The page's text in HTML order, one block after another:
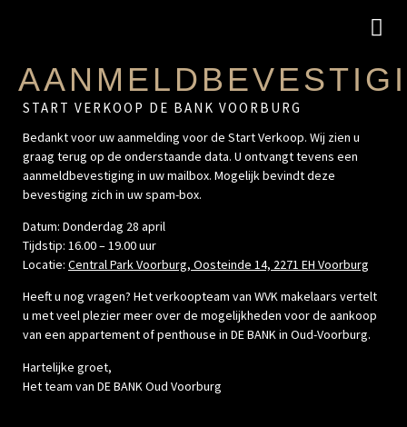
START VERKOOP DE BANK VOORBURG
Bedankt voor uw aanmelding voor de Start Verkoop. Wij zien u
graag terug op de onderstaande data. U ontvangt tevens een
aanmeldbevestiging in uw mailbox. Mogelijk bevindt deze
bevestiging zich in uw spam-box.
Datum: Donderdag 28 april
Tijdstip: 16.00 – 19.00 uur
Locatie: Central Park Voorburg, Oosteinde 14, 2271 EH Voorburg
Heeft u nog vragen? Het verkoopteam van WVK makelaars vertelt
u met veel plezier meer over de mogelijkheden voor de aankoop
van een appartement of penthouse in DE BANK in Oud-Voorburg.
Hartelijke groet,
Het team van DE BANK Oud Voorburg